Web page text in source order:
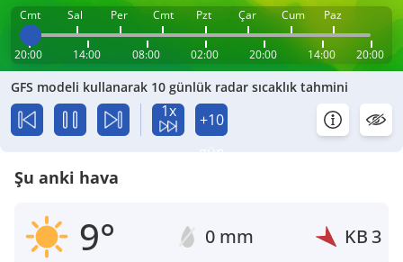
Cmt Sal Per Cmt Pzt Çar Cum Paz
20:00 14:00 08:00 02:00 20:00 14:00 20:00
GFS modeli kullanarak 10 günlük radar sıcaklık tahmini
1x
+10
Şu anki hava
9° 0 mm KB3